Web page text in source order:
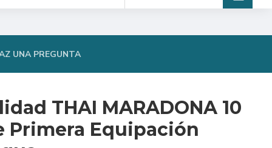
UNA PREGUNTA
THAI MARADONA 10
Primera Equipación